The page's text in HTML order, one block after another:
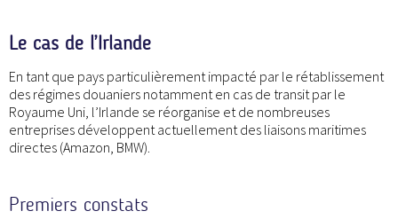
Le cas de l’Irlande
En tant que pays particulièrement impacté par le rétablissement
des régimes douaniers notamment en cas de transit par le
Royaume Uni, l’Irlande se réorganise et de nombreuses
entreprises développent actuellement des liaisons maritimes
directes (Amazon, BMW).
Premiers constats